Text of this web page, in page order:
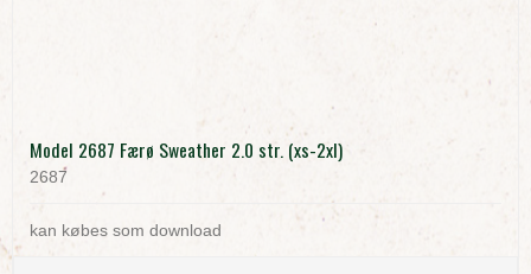
Model 2687 Færø Sweather 2.0 str. (xs-2xl)
2687
kan købes som download